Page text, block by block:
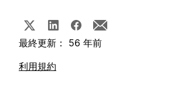
最終更新： 56 年前
利用規約